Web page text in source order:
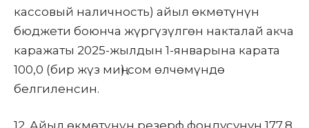
кассовый наличность) айыл өкмөтүнүн
бюджети боюнча жүргүзүлгөн накталай акча
каражаты 2025-жылдын 1-январына карата
100,0 (бир жүз миң) сом өлчөмүндө
белгиленсин.